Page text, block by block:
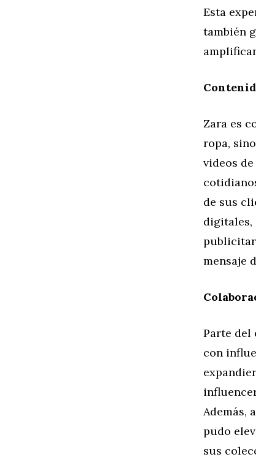
Esta
también
Zara es
ropa,
videos
de sus
digitales,
mensaje
Parte del
con
Además,
pudo
sus